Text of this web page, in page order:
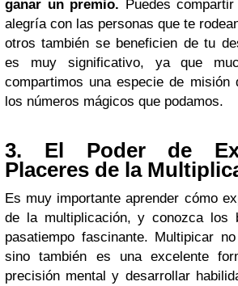
ganar un premio. Puedes
alegría con las personas que te
otros también se beneficien de tu
es muy significativo, ya que
compartimos una especie de misión
los números mágicos que podamos.
3. El Poder de
Placeres de la
Es muy importante aprender cómo
de la multiplicación, y conozca los
pasatiempo fascinante. Multipicar
sino también es una excelente
precisión mental y desarrollar